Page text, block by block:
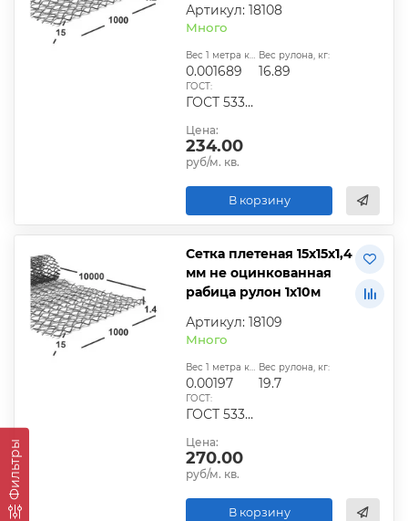
Фильтры
Артикул: 18108
Много
Вес 1 метра квадратного, т:
0.001689
Вес рулона, кг:
16.89
ГОСТ:
ГОСТ 5336-80 / ТУ 14-178-287-2003
Цена:
234.00
руб/м. кв.
В корзину
Сетка плетеная 15х15х1,4
мм не оцинкованная
рабица рулон 1х10м
Артикул: 18109
Много
Вес 1 метра квадратного, т:
0.00197
Вес рулона, кг:
19.7
ГОСТ:
ГОСТ 5336-80 / ТУ 14-178-287-2003
Цена:
270.00
руб/м. кв.
В корзину